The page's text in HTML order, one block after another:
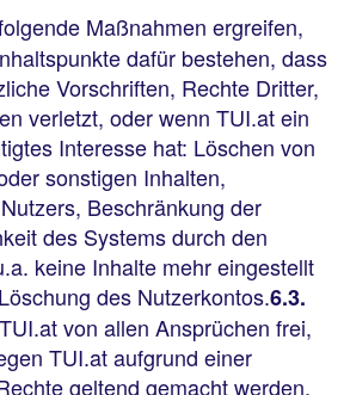
Maßnahmen ergreifen,
dafür bestehen, dass
Vorschriften, Rechte Dritter,
verletzt, oder wenn TUI.at ein
Interesse hat: Löschen von
sonstigen Inhalten,
Beschränkung der
des Systems durch den
keine Inhalte mehr eingestellt
des Nutzerkontos.6.3.
von allen Ansprüchen frei,
TUI.at aufgrund einer
geltend gemacht werden,